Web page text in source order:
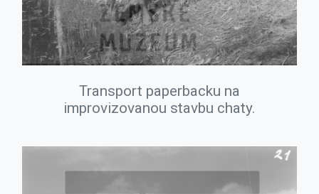
Transport paperbacku na
improvizovanou stavbu chaty.